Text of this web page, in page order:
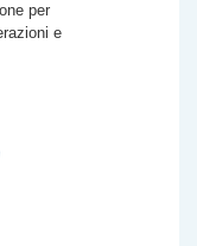
per
e